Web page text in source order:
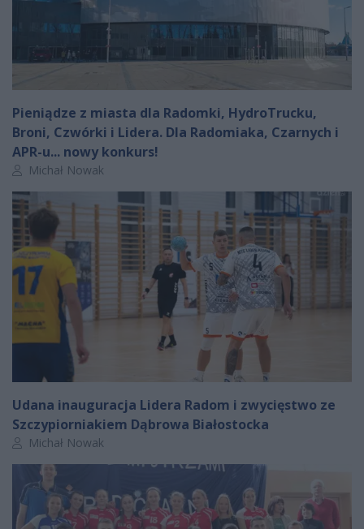
Pieniądze z miasta dla Radomki, HydroTrucku,
Broni, Czwórki i Lidera. Dla Radomiaka, Czarnych i
APR-u... nowy konkurs!
Autor artykułu:
Michał Nowak
Udana inauguracja Lidera Radom i zwycięstwo ze
Szczypiorniakiem Dąbrowa Białostocka
Autor artykułu:
Michał Nowak